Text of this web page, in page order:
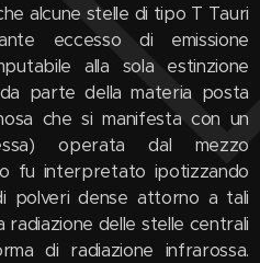
alcune stelle di tipo T Tauri
eccesso di emissione
alla sola estinzione
parte della materia posta
che si manifesta con un
operata dal mezzo
fu interpretato ipotizzando
polveri dense attorno a tali
delle stelle centrali
di radiazione infrarossa.